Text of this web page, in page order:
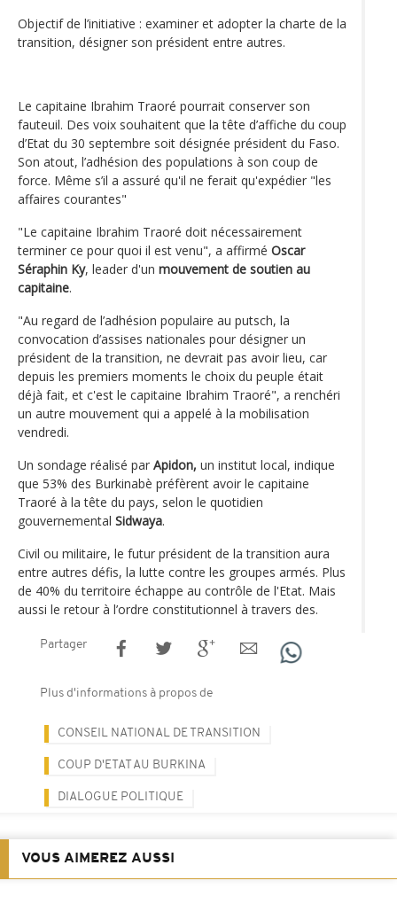
Objectif de l’initiative : examiner et adopter la charte de la
transition, désigner son président entre autres.
Le capitaine Ibrahim Traoré pourrait conserver son
fauteuil. Des voix souhaitent que la tête d’affiche du coup
d’Etat du 30 septembre soit désignée président du Faso.
Son atout, l’adhésion des populations à son coup de
force. Même s’il a assuré qu'il ne ferait qu'expédier "les
affaires courantes"
"Le capitaine Ibrahim Traoré doit nécessairement
terminer ce pour quoi il est venu", a affirmé Oscar
Séraphin Ky, leader d'un mouvement de soutien au
capitaine.
"Au regard de l’adhésion populaire au putsch, la
convocation d’assises nationales pour désigner un
président de la transition, ne devrait pas avoir lieu, car
depuis les premiers moments le choix du peuple était
déjà fait, et c'est le capitaine Ibrahim Traoré", a renchéri
un autre mouvement qui a appelé à la mobilisation
vendredi.
Un sondage réalisé par Apidon, un institut local, indique
que 53% des Burkinabè préfèrent avoir le capitaine
Traoré à la tête du pays, selon le quotidien
gouvernemental Sidwaya.
Civil ou militaire, le futur président de la transition aura
entre autres défis, la lutte contre les groupes armés. Plus
de 40% du territoire échappe au contrôle de l'Etat. Mais
aussi le retour à l’ordre constitutionnel à travers des.
Partager
Plus d'informations à propos de
CONSEIL NATIONAL DE TRANSITION
COUP D'ETAT AU BURKINA
DIALOGUE POLITIQUE
VOUS AIMEREZ AUSSI